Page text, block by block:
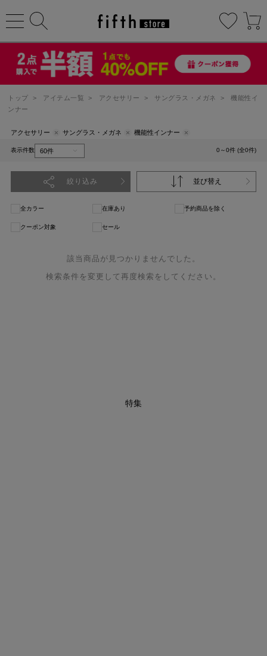
トップ > アイテム一覧 > アクセサリー > サングラス・メガネ >
機能性イ
ンナー
アクセサリー サングラス・メガネ 機能性インナー
表示件数 0～0件 (全0件)
絞り込み 並び替え
全カラー 在庫あり 予約商品を除く
クーポン対象 セール
該当商品が見つかりませんでした。
検索条件を変更して再度検索をしてください。
特集